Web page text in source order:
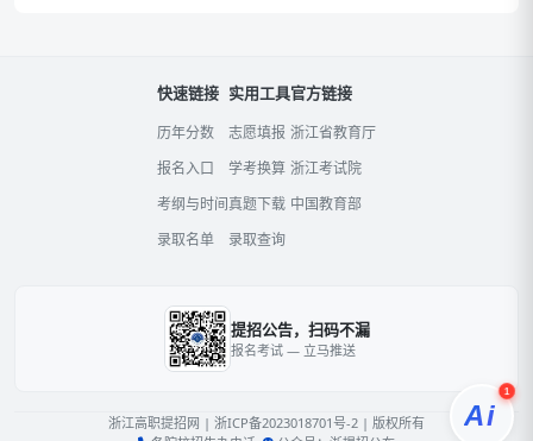
快速链接
历年分数
报名入口
考纲与时间
录取名单
实用工具
志愿填报
学考换算
真题下载
录取查询
官方链接
浙江省教育厅
浙江考试院
中国教育部
提招公告，扫码不漏
报名考试 — 立马推送
浙江高职提招网 | 浙ICP备2023018701号-2 | 版权所有
Ai
1